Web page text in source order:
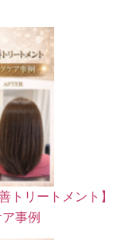
トリートメント】
事例